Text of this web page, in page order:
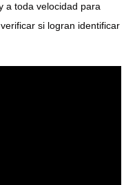
a toda velocidad para
si logran identificar